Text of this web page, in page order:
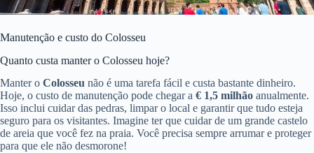
Manutenção e custo do Colosseu
Quanto custa manter o Colosseu hoje?
Manter o Colosseu não é uma tarefa fácil e custa bastante dinheiro.
Hoje, o custo de manutenção pode chegar a € 1,5 milhão anualmente.
Isso inclui cuidar das pedras, limpar o local e garantir que tudo esteja
seguro para os visitantes. Imagine ter que cuidar de um grande castelo
de areia que você fez na praia. Você precisa sempre arrumar e proteger
para que ele não desmorone!